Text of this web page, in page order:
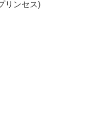
リンセス)